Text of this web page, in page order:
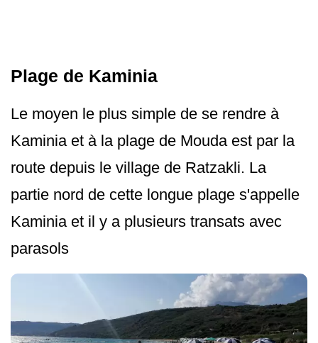
Plage de Kaminia
Le moyen le plus simple de se rendre à
Kaminia et à la plage de Mouda est par la
route depuis le village de Ratzakli. La
partie nord de cette longue plage s'appelle
Kaminia et il y a plusieurs transats avec
parasols